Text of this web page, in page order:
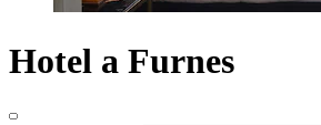
Hotel a Furnes